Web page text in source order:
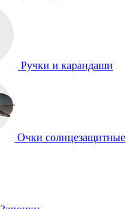
Ручки и карандаши
Очки солнцезащитные